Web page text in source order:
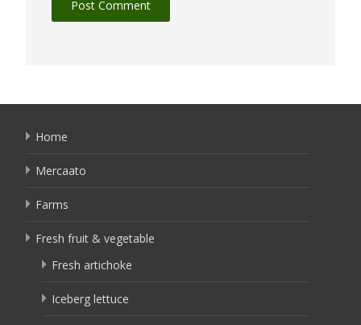
Home
Mercaato
Farms
Fresh fruit & vegetable
Fresh artichoke
Iceberg lettuce